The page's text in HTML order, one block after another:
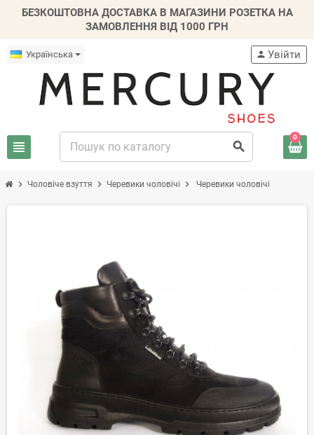
БЕЗКОШТОВНА ДОСТАВКА В МАГАЗИНИ РОЗЕТКА НА
ЗАМОВЛЕННЯ ВІД 1000 ГРН
Українська
view_headline search
person Увійти
0
chevron_right Чоловіче взуття chevron_right Черевики чоловічі chevron_right Черевики чоловічі